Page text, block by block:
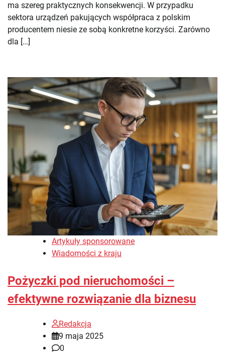
ma szereg praktycznych konsekwencji. W przypadku
sektora urządzeń pakujących współpraca z polskim
producentem niesie ze sobą konkretne korzyści. Zarówno
dla […]
Artykuły sponsorowane
Wiadomości z kraju
Pożyczki pod nieruchomości –
efektywne rozwiązanie dla biznesu
Redakcja
9 maja 2025
0